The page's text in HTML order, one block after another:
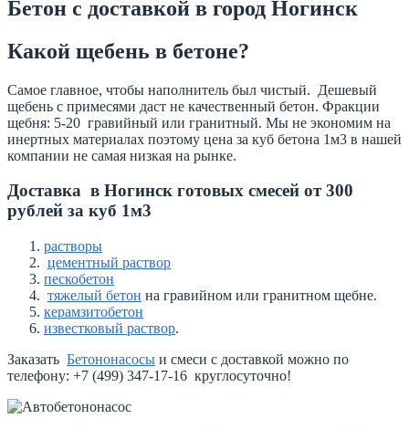
Бетон с доставкой в город Ногинск
Какой щебень в бетоне?
Самое главное, чтобы наполнитель был чистый. Дешевый
щебень с примесями даст не качественный бетон. Фракции
щебня: 5-20 гравийный или гранитный. Мы не экономим на
инертных материалах поэтому цена за куб бетона 1м3 в нашей
компании не самая низкая на рынке.
Доставка в Ногинск готовых смесей от 300
рублей за куб 1м3
растворы
цементный раствор
пескобетон
тяжелый бетон на гравийном или гранитном щебне.
керамзитобетон
известковый раствор.
Заказать Бетононасосы и смеси с доставкой можно по
телефону: +7 (499) 347-17-16 круглосуточно!